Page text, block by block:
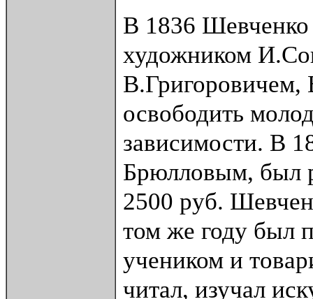
В 1836 Шевченко
художником
освободить
зависимости. В
Брюлловым, был
2500 руб.
том же году был
учеником и
читал, изучал